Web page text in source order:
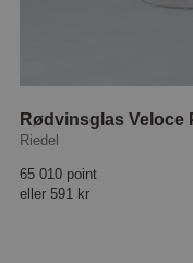
Rødvinsglas Veloce
Riedel
65 010 point
eller 591 kr